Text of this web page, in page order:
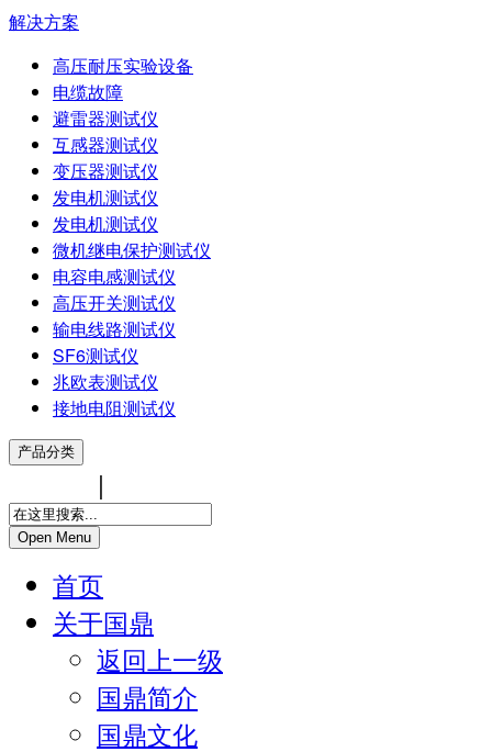
解决方案
高压耐压实验设备
电缆故障
避雷器测试仪
互感器测试仪
变压器测试仪
发电机测试仪
发电机测试仪
微机继电保护测试仪
电容电感测试仪
高压开关测试仪
输电线路测试仪
SF6测试仪
兆欧表测试仪
接地电阻测试仪
产品分类
|
Open Menu
首页
关于国鼎
返回上一级
国鼎简介
国鼎文化